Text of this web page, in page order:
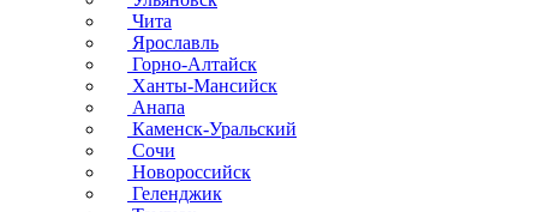
Чита
Ярославль
Горно-Алтайск
Ханты-Мансийск
Анапа
Каменск-Уральский
Сочи
Новороссийск
Геленджик